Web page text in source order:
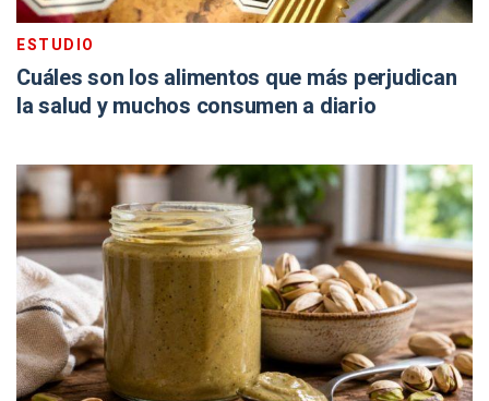
ESTUDIO
Cuáles son los alimentos que más perjudican
la salud y muchos consumen a diario